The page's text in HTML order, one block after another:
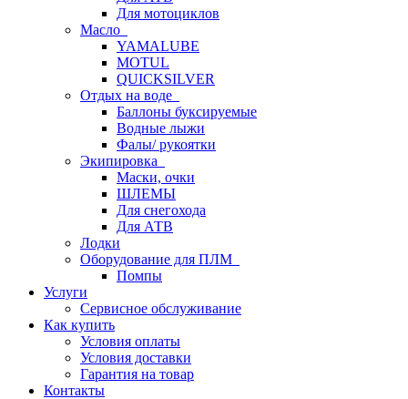
Для мотоциклов
Масло
YAMALUBE
MOTUL
QUICKSILVER
Отдых на воде
Баллоны буксируемые
Водные лыжи
Фалы/ рукоятки
Экипировка
Маски, очки
ШЛЕМЫ
Для снегохода
Для АТВ
Лодки
Оборудование для ПЛМ
Помпы
Услуги
Сервисное обслуживание
Как купить
Условия оплаты
Условия доставки
Гарантия на товар
Контакты